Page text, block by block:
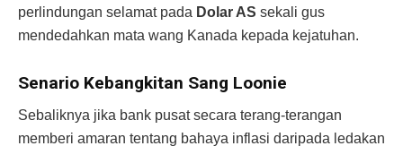
perlindungan selamat pada Dolar AS sekali gus
mendedahkan mata wang Kanada kepada kejatuhan.
Senario Kebangkitan Sang Loonie
Sebaliknya jika bank pusat secara terang-terangan
memberi amaran tentang bahaya inflasi daripada ledakan